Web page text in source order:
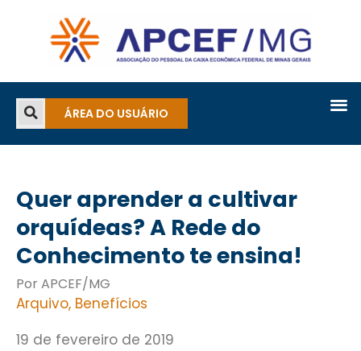
ÁREA DO USUÁRIO
Quer aprender a cultivar
orquídeas? A Rede do
Conhecimento te ensina!
Por APCEF/MG
Arquivo, Benefícios
19 de fevereiro de 2019